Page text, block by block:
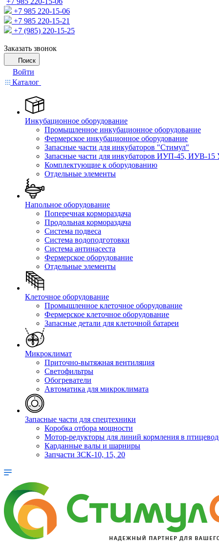
+7 985 220-15-06
+7 985 220-15-21
+7 (985) 220-15-25
Заказать звонок
Поиск
Войти
Каталог
Инкубационное оборудование
Промышленное инкубационное оборудование
Фермерское инкубационное оборудование
Запасные части для инкубаторов "Стимул"
Запасные части для инкубаторов ИУП-45, ИУВ-15
Комплектующие к оборудованию
Отдельные элементы
Напольное оборудование
Поперечная кормораздача
Продольная кормораздача
Система подвеса
Система водоподготовки
Система антинасеста
Фермерское оборудование
Отдельные элементы
Клеточное оборудование
Промышленное клеточное оборудование
Фермерское клеточное оборудование
Запасные детали для клеточной батареи
Микроклимат
Приточно-вытяжная вентиляция
Светофильтры
Обогреватели
Автоматика для микроклимата
Запасные части для спецтехники
Коробка отбора мощности
Мотор-редукторы для линий кормления в
Карданные валы и шарниры
Запчасти ЗСК-10, 15, 20